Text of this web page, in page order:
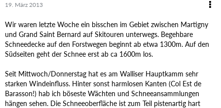
19. März 2013
Wir waren letzte Woche ein bisschen im Gebiet zwischen Martigny
und Grand Saint Bernard auf Skitouren unterwegs. Begehbare
Schneedecke auf den Forstwegen beginnt ab etwa 1300m. Auf den
Südseiten geht der Schnee erst ab ca 1600m los.
Seit Mittwoch/Donnerstag hat es am Walliser Hauptkamm sehr
starken Windeinfluss. Hinter sonst harmlosen Kanten (Col Est de
Barasson!) hab ich böseste Wächten und Schneeansammlungen
hängen sehen. Die Schneeoberfläche ist zum Teil pistenartig hart